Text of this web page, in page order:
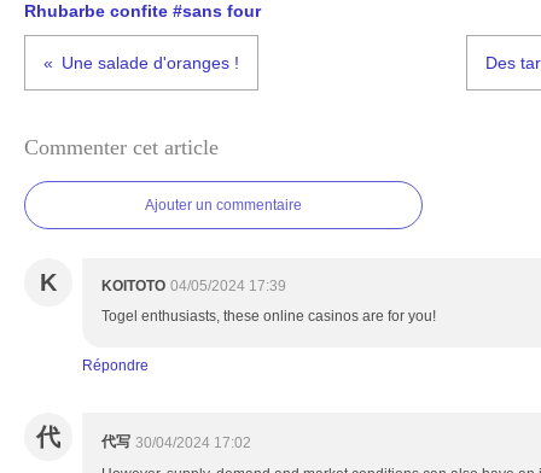
Rhubarbe confite #sans four
Une salade d'oranges ! Des
Commenter cet article
Ajouter un commentaire
K KOITOTO 04/05/2024 17:39
Togel enthusiasts, these online casinos are for you!
Répondre
代 代写 30/04/2024 17:02